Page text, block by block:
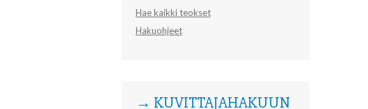
Hae kaikki teokset
Hakuohjeet
→ KUVITTAJAHAKUUN